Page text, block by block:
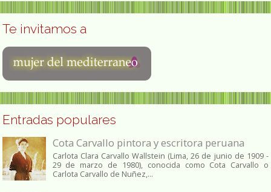
Te invitamos a
Entradas populares
Cota Carvallo pintora y escritora peruana
Carlota Clara Carvallo Wallstein (Lima, 26 de junio de 1909 -
29 de marzo de 1980), conocida como Cota Carvallo o
Carlota Carvallo de Nuñez,...